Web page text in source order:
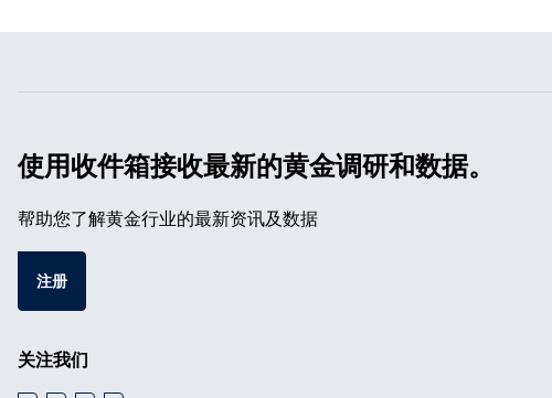
使用收件箱接收最新的黄金调研和数据。
帮助您了解黄金行业的最新资讯及数据
注册
关注我们